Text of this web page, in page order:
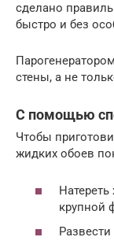
сделано
быстро и без
стены, а не
С помощью
Чтобы
жидких обоев
крупной